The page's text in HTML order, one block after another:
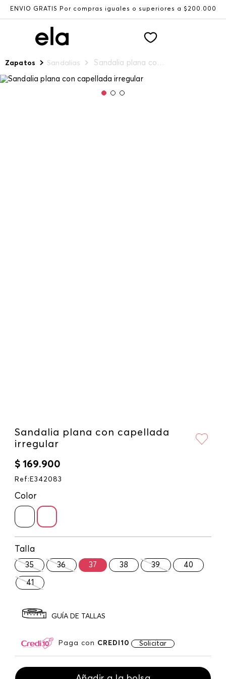
ENVÍO GRATIS Por compras iguales o superiores a $200.000
Zapatos Sandalias Sandalia plana con capellada irregular
Sandalia plana con capellada
irregular
$ 169.900
Ref : E342083
Color
Talla
35 36 37 38 39 40
41
GUÍA DE TALLAS
Paga con CREDI10 Solicitar